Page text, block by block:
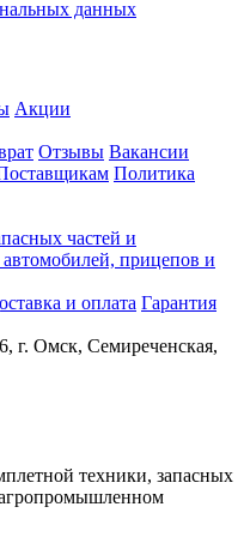
данных
Акции
Отзывы Вакансии
Политика
частей и
прицепов и
и оплата Гарантия
г. Омск, Семиреченская,
техники, запасных
агропромышленном